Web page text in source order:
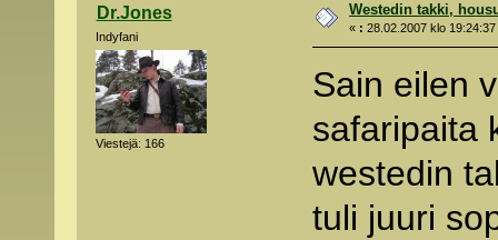
Dr.Jones
Indyfani
Viestejä: 166
Westedin takki,
« : 28.02.2007 klo 19:24:37
Sain eilen
safaripaita
westedin
tuli juuri